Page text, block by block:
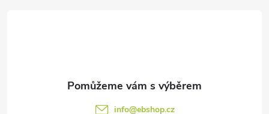
info@ebshop.cz